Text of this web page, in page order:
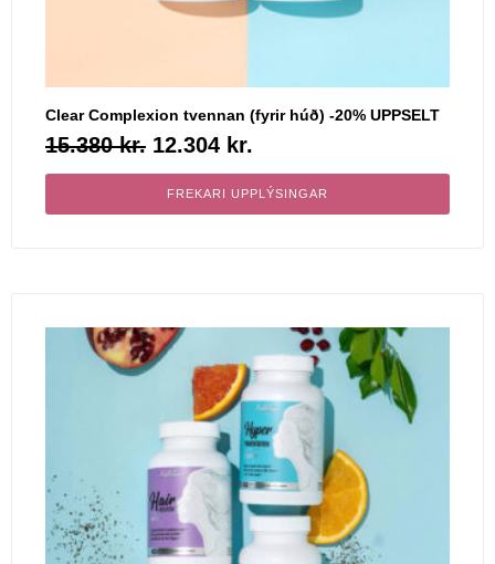
Clear Complexion tvennan (fyrir húð) -20% UPPSELT
15.380kr. 12.304 kr.
FREKARI UPPLÝSINGAR